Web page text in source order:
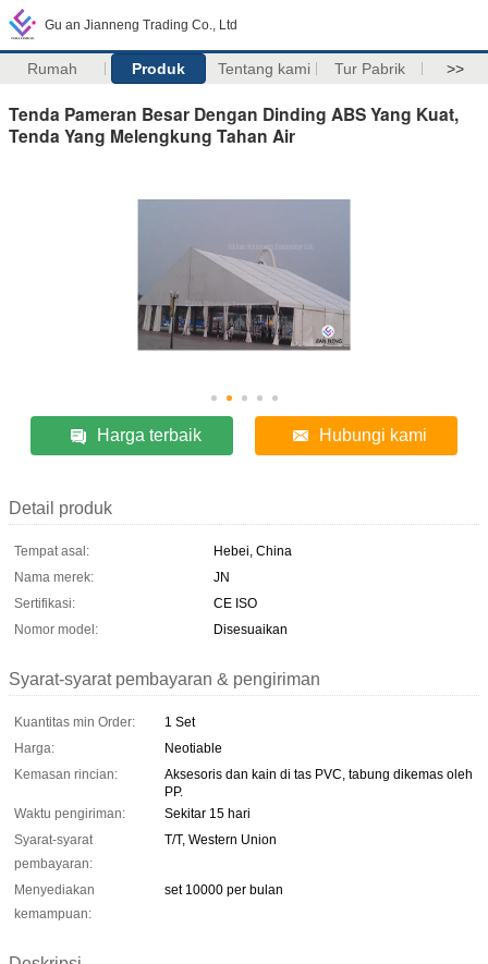
Gu an Jianneng Trading Co., Ltd
Rumah Produk Tentang kami Tur Pabrik >>
Tenda Pameran Besar Dengan Dinding ABS Yang Kuat,
Tenda Yang Melengkung Tahan Air
Harga terbaik Hubungi kami
Detail produk
Tempat asal:
Hebei, China
Nama merek:
JN
Sertifikasi:
CE ISO
Nomor model:
Disesuaikan
Syarat-syarat pembayaran & pengiriman
Kuantitas min Order:
1 Set
Harga:
Neotiable
Kemasan rincian:
Aksesoris dan kain di tas PVC, tabung dikemas oleh
PP.
Waktu pengiriman:
Sekitar 15 hari
Syarat-syarat
pembayaran:
T/T, Western Union
Menyediakan
kemampuan:
set 10000 per bulan